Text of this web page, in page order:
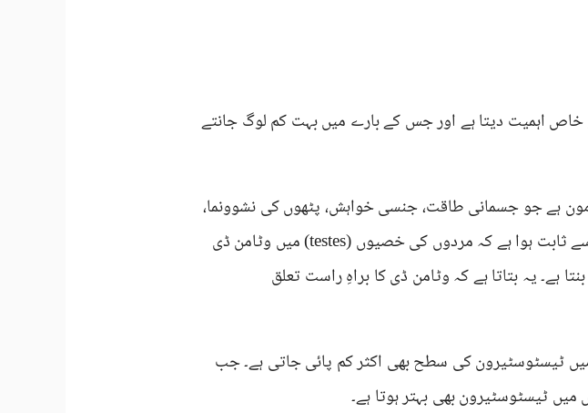
خاص اہمیت دیتا ہے اور جس کے بارے میں بہت کم لوگ جانتے
ہے جو جسمانی طاقت، جنسی خواہش، پٹھوں کی نشوونما،
اور مزاج سب کو کنٹرول کرتا ہے۔ تحقیق سے ثابت ہوا ہے کہ مردوں کی خصیوں (testes) میں وٹامن ڈی
ہے۔ یہ بتاتا ہے کہ وٹامن ڈی کا براہِ راست تعلق
ٹیسٹوسٹیرون کی سطح بھی اکثر کم پائی جاتی ہے۔ جب
ٹیسٹوسٹیرون بھی بہتر ہوتا ہے۔